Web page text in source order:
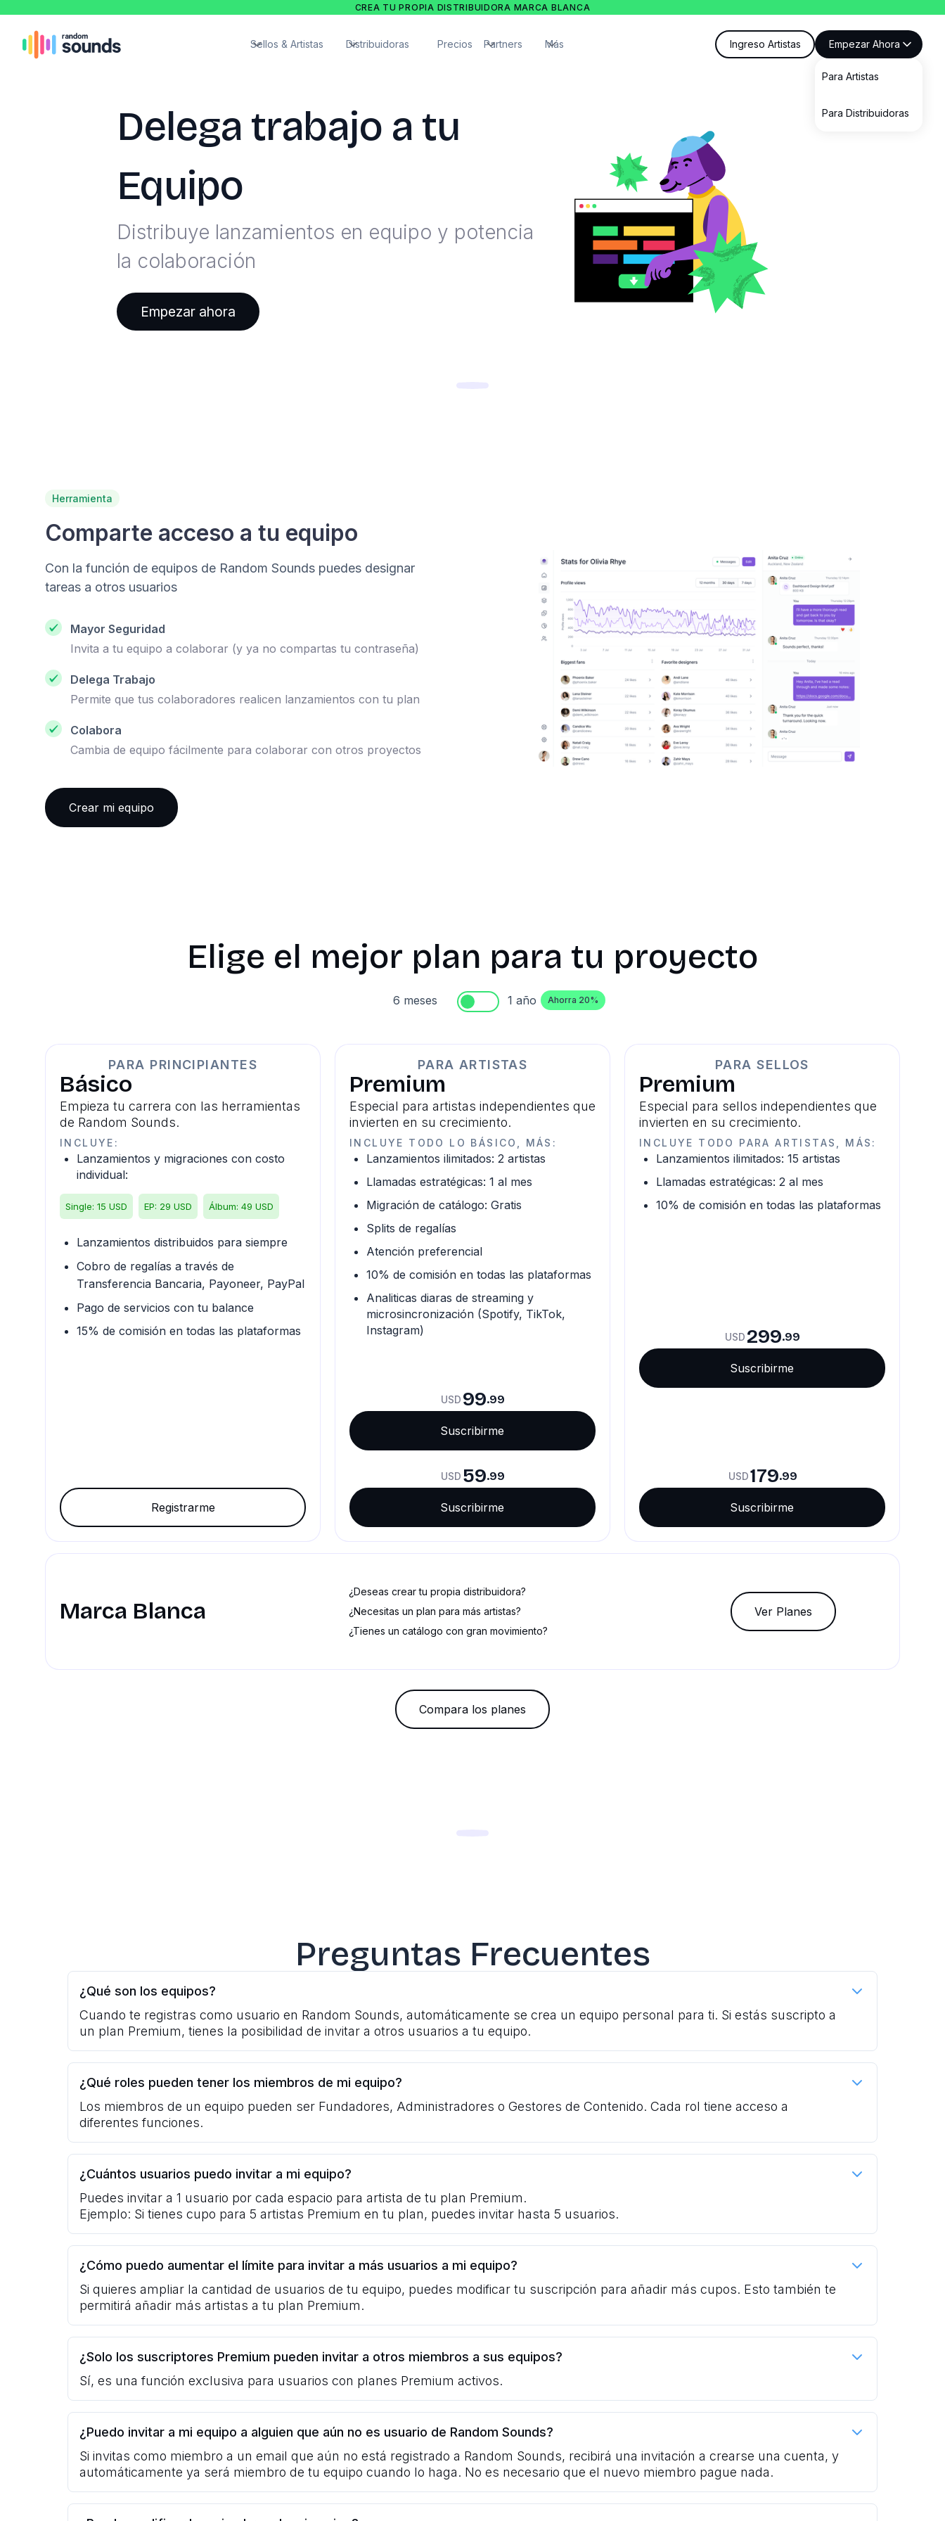
CREA TU PROPIA DISTRIBUIDORA MARCA BLANCA
Sellos & Artistas Distribuidoras Precios Partners Más Ingreso Artistas Empezar Ahora
Para Artistas
Para Distribuidoras
Delega trabajo a tu
Equipo
Distribuye lanzamientos en equipo y potencia
la colaboración
Empezar ahora
Herramienta
Comparte acceso a tu equipo
Con la función de equipos de Random Sounds puedes designar
tareas a otros usuarios
Mayor Seguridad
Invita a tu equipo a colaborar (y ya no compartas tu contraseña)
Delega Trabajo
Permite que tus colaboradores realicen lanzamientos con tu plan
Colabora
Cambia de equipo fácilmente para colaborar con otros proyectos
Crear mi equipo
Elige el mejor plan para tu proyecto
6 meses 1 año Ahorra 20%
PARA PRINCIPIANTES
Básico
Empieza tu carrera con las herramientas
de Random Sounds.
INCLUYE:
Lanzamientos y migraciones con costo
individual:
Single: 15 USD EP: 29 USD Álbum: 49 USD
Lanzamientos distribuidos para siempre
Cobro de regalías a través de
Transferencia Bancaria, Payoneer, PayPal
Pago de servicios con tu balance
15% de comisión en todas las plataformas
Registrarme
PARA ARTISTAS
Premium
Especial para artistas independientes que
invierten en su crecimiento.
INCLUYE TODO LO BÁSICO, MÁS:
Lanzamientos ilimitados: 2 artistas
Llamadas estratégicas: 1 al mes
Migración de catálogo: Gratis
Splits de regalías
Atención preferencial
10% de comisión en todas las plataformas
Analiticas diaras de streaming y
microsincronización (Spotify, TikTok,
Instagram)
USD 99.99
Suscribirme
USD 59.99
Suscribirme
PARA SELLOS
Premium
Especial para sellos independientes que
invierten en su crecimiento.
INCLUYE TODO PARA ARTISTAS, MÁS:
Lanzamientos ilimitados: 15 artistas
Llamadas estratégicas: 2 al mes
10% de comisión en todas las plataformas
USD 299.99
Suscribirme
USD179.99
Suscribirme
Marca Blanca
¿Deseas crear tu propia distribuidora?
¿Necesitas un plan para más artistas?
¿Tienes un catálogo con gran movimiento?
Ver Planes
Compara los planes
Preguntas Frecuentes
¿Qué son los equipos?
Cuando te registras como usuario en Random Sounds, automáticamente se crea un equipo personal para ti. Si estás suscripto a
un plan Premium, tienes la posibilidad de invitar a otros usuarios a tu equipo.
¿Qué roles pueden tener los miembros de mi equipo?
Los miembros de un equipo pueden ser Fundadores, Administradores o Gestores de Contenido. Cada rol tiene acceso a
diferentes funciones.
¿Cuántos usuarios puedo invitar a mi equipo?
Puedes invitar a 1 usuario por cada espacio para artista de tu plan Premium.
Ejemplo: Si tienes cupo para 5 artistas Premium en tu plan, puedes invitar hasta 5 usuarios.
¿Cómo puedo aumentar el límite para invitar a más usuarios a mi equipo?
Si quieres ampliar la cantidad de usuarios de tu equipo, puedes modificar tu suscripción para añadir más cupos. Esto también te
permitirá añadir más artistas a tu plan Premium.
¿Solo los suscriptores Premium pueden invitar a otros miembros a sus equipos?
Sí, es una función exclusiva para usuarios con planes Premium activos.
¿Puedo invitar a mi equipo a alguien que aún no es usuario de Random Sounds?
Si invitas como miembro a un email que aún no está registrado a Random Sounds, recibirá una invitación a crearse una cuenta, y
automáticamente ya será miembro de tu equipo cuando lo haga. No es necesario que el nuevo miembro pague nada.